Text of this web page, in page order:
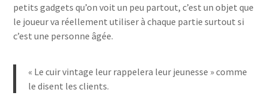
petits gadgets qu’on voit un peu partout, c’est un objet que
le joueur va réellement utiliser à chaque partie surtout si
c’est une personne âgée.
« Le cuir vintage leur rappelera leur jeunesse » comme
le disent les clients.